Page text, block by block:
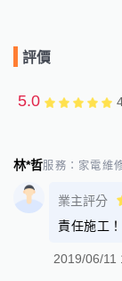
評價
5.0
林*哲服務： 家電維
業主評分
責任施工！
2019/06/11